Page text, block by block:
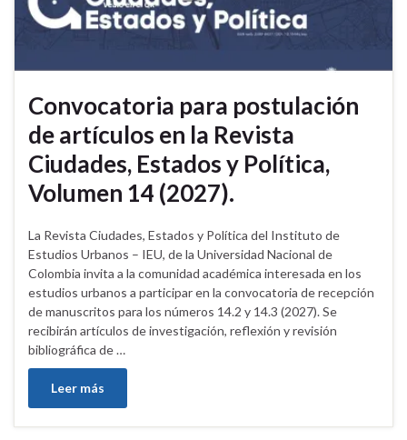
Convocatoria para postulación
de artículos en la Revista
Ciudades, Estados y Política,
Volumen 14 (2027).
La Revista Ciudades, Estados y Política del Instituto de
Estudios Urbanos – IEU, de la Universidad Nacional de
Colombia invita a la comunidad académica interesada en los
estudios urbanos a participar en la convocatoria de recepción
de manuscritos para los números 14.2 y 14.3 (2027). Se
recibirán artículos de investigación, reflexión y revisión
bibliográfica de …
Leer más